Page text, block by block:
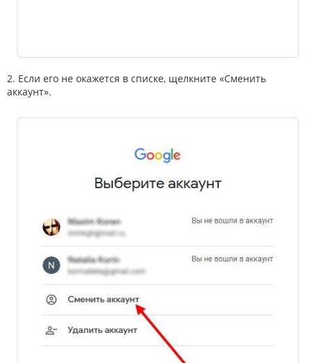
2. Если его не окажется в списке, щелкните «Сменить
аккаунт».